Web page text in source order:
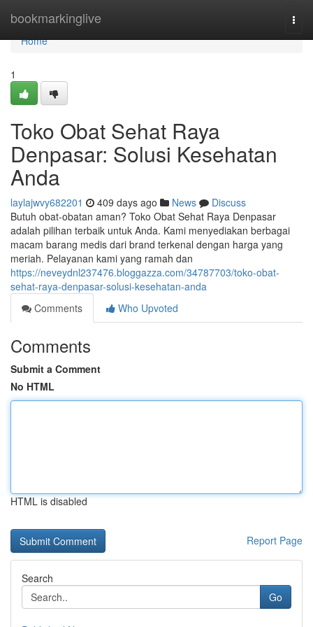
bookmarkinglive
Home
Home
1
Toko Obat Sehat Raya
Denpasar: Solusi Kesehatan
Anda
laylajwvy682201 409 days ago News
Discuss
Butuh obat-obatan aman? Toko Obat Sehat Raya Denpasar
adalah pilihan terbaik untuk Anda. Kami menyediakan berbagai
macam barang medis dari brand terkenal dengan harga yang
meriah. Pelayanan kami yang ramah dan
https://neveydnl237476.bloggazza.com/34787703/toko-obat-
sehat-raya-denpasar-solusi-kesehatan-anda
Comments
Who Upvoted
Comments
Submit a Comment
No HTML
HTML is disabled
Report Page
Search
Go